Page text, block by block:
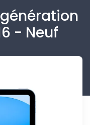
génération
- Neuf